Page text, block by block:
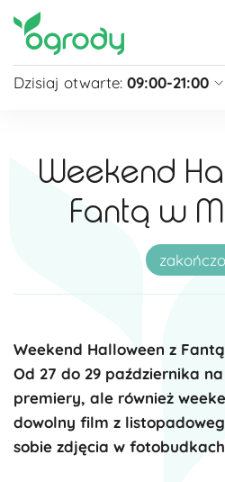
Dzisiaj otwarte: 09:00-21:00
Niedziela
Niedziela handlowa
zobacz więcej »
Weekend
Fantą w
Weekend Halloween z
Od 27 do 29 października
premiery, ale również
dowolny film z
sobie zdjęcia w